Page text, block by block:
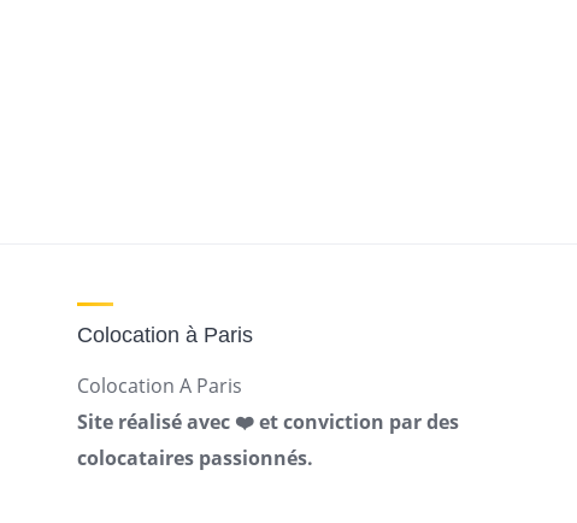
Colocation à Paris
Colocation A Paris
Site réalisé avec ❤️ et conviction par des
colocataires passionnés.